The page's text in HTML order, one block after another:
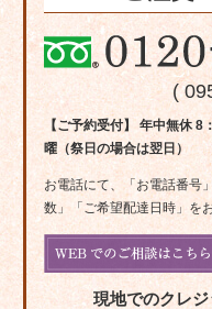
(
【ご予約受付】 年中無休 8
曜（祭日の場合は翌日）
お電話にて、「お電話番号
数」「ご希望配達日時」を
現地でのクレ